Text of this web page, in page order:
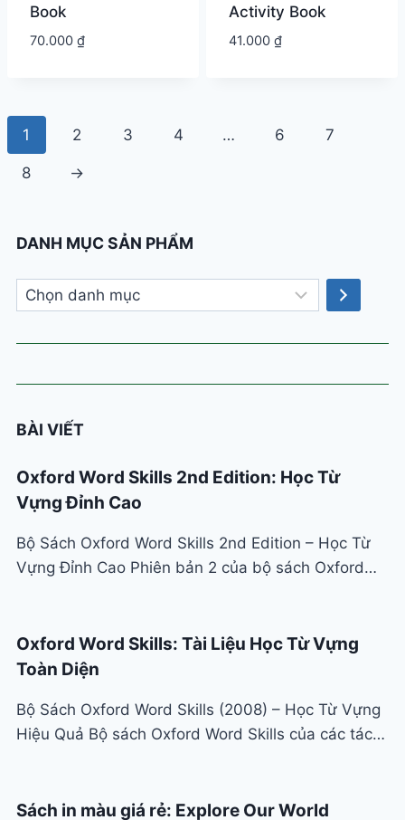
Book
70.000 ₫
Activity Book
41.000 ₫
1 2 3 4 … 6 7
8 →
DANH MỤC SẢN PHẨM
Chọn
danh
mục
BÀI VIẾT
Oxford Word Skills 2nd Edition: Học Từ
Vựng Đỉnh Cao
Bộ Sách Oxford Word Skills 2nd Edition – Học Từ
Vựng Đỉnh Cao Phiên bản 2 của bộ sách Oxford…
Oxford Word Skills: Tài Liệu Học Từ Vựng
Toàn Diện
Bộ Sách Oxford Word Skills (2008) – Học Từ Vựng
Hiệu Quả Bộ sách Oxford Word Skills của các tác…
Sách in màu giá rẻ: Explore Our World